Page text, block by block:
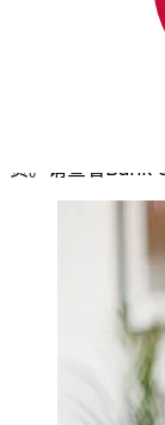
使用Bank of
货。请查看Bank